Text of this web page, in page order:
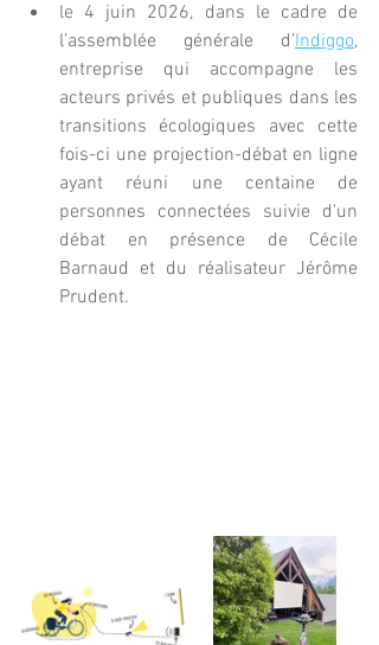
le 4 juin 2026, dans le cadre de
l’assemblée générale d’Indiggo,
entreprise qui accompagne les
acteurs privés et publiques dans les
transitions écologiques avec cette
fois-ci une projection-débat en ligne
ayant réuni une centaine de
personnes connectées suivie d'un
débat en présence de Cécile
Barnaud et du réalisateur Jérôme
Prudent.